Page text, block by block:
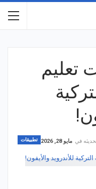
تعليم
تطبيقات في مايو 28, 2026